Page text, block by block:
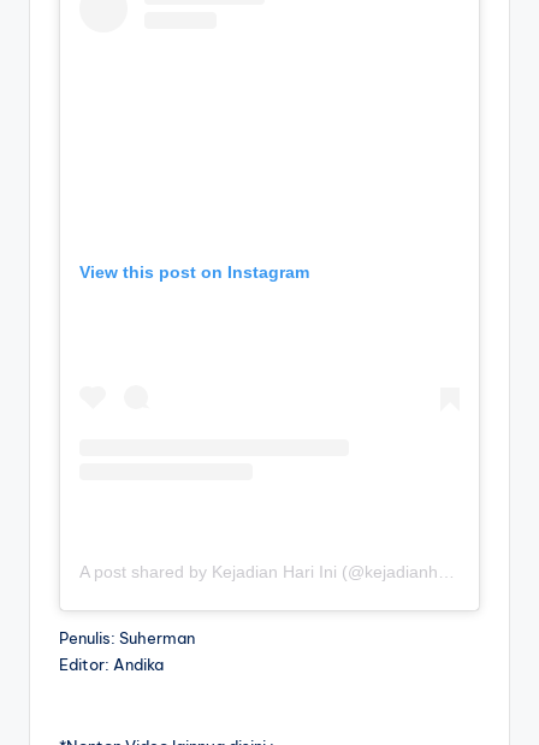
View this post on Instagram
Penulis: Suherman
Editor: Andika